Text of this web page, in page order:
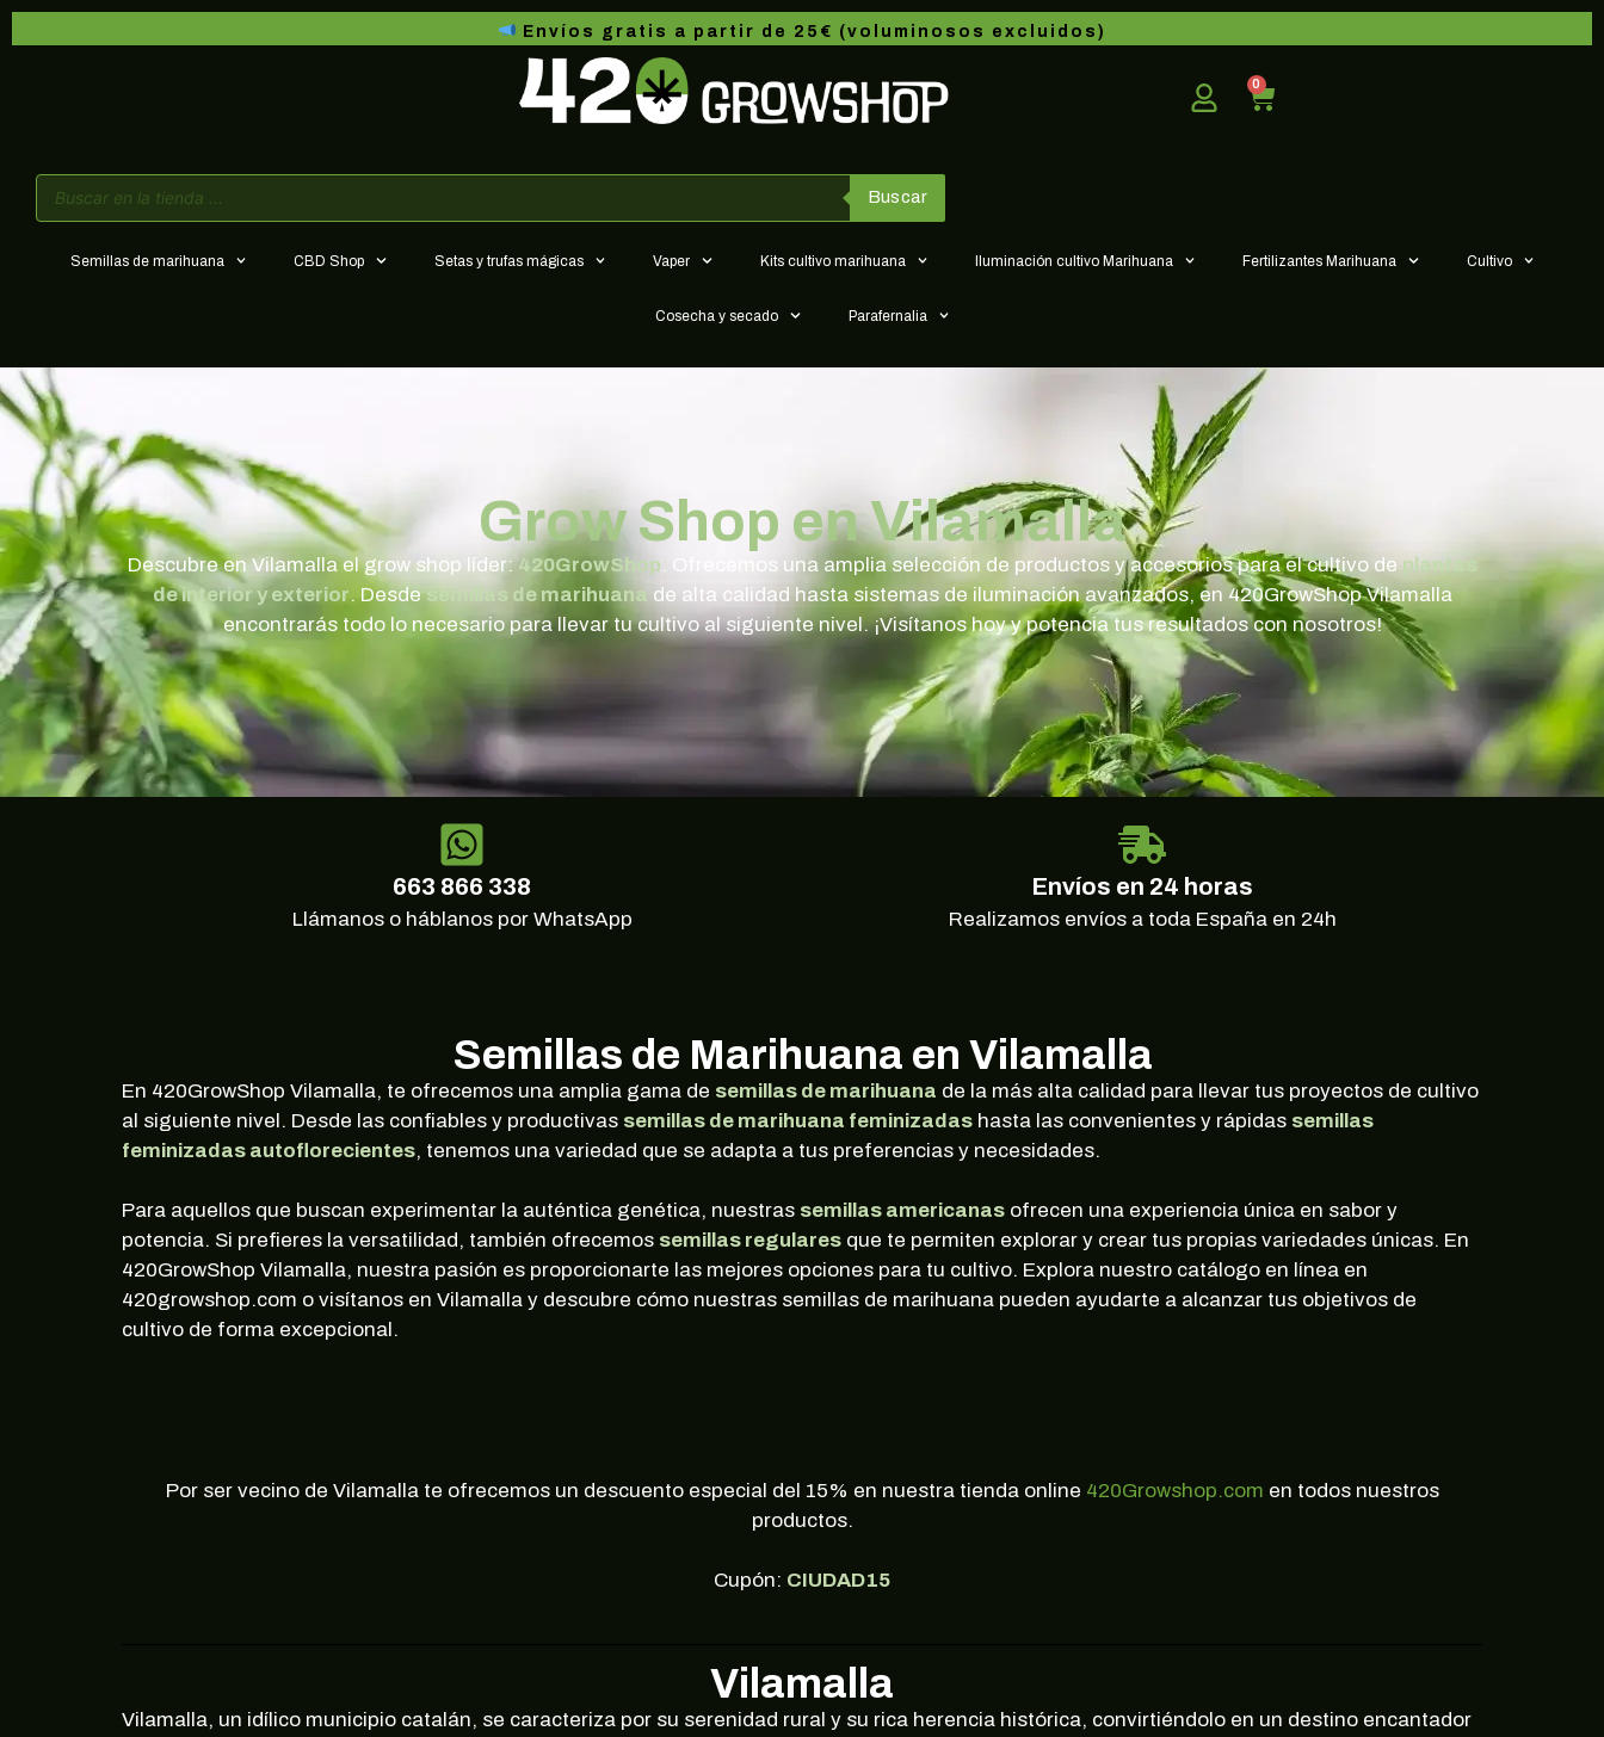
Envíos gratis a partir de 25€ (voluminosos excluidos)
0
Buscar
Semillas de marihuana CBD Shop Setas y trufas mágicas Vaper Kits cultivo marihuana Iluminación cultivo Marihuana Fertilizantes Marihuana Cultivo
Cosecha y secado Parafernalia
Grow Shop en Vilamalla
Descubre en Vilamalla el grow shop líder:420GrowShop. Ofrecemos una amplia selección de productos y accesorios para el cultivo deplantas
de interior y exterior. Desdesemillas de marihuana de alta calidad hasta sistemas de iluminación avanzados, en 420GrowShop Vilamalla
encontrarás todo lo necesario para llevar tu cultivo al siguiente nivel. ¡Visítanos hoy y potencia tus resultados con nosotros!
663 866 338
Llámanos o háblanos por WhatsApp
Envíos en 24 horas
Realizamos envíos a toda España en 24h
Semillas de Marihuana en Vilamalla
En 420GrowShop Vilamalla, te ofrecemos una amplia gama de semillas de marihuana de la más alta calidad para llevar tus proyectos de cultivo
al siguiente nivel. Desde las confiables y productivas semillas de marihuana feminizadas hasta las convenientes y rápidas semillas
feminizadas autoflorecientes, tenemos una variedad que se adapta a tus preferencias y necesidades.
Para aquellos que buscan experimentar la auténtica genética, nuestras semillas americanas ofrecen una experiencia única en sabor y
potencia. Si prefieres la versatilidad, también ofrecemos semillas regulares que te permiten explorar y crear tus propias variedades únicas. En
420GrowShop Vilamalla, nuestra pasión es proporcionarte las mejores opciones para tu cultivo. Explora nuestro catálogo en línea en
420growshop.com o visítanos en Vilamalla y descubre cómo nuestras semillas de marihuana pueden ayudarte a alcanzar tus objetivos de
cultivo de forma excepcional.
Por ser vecino de Vilamalla te ofrecemos un descuento especial del 15% en nuestra tienda online 420Growshop.com en todos nuestros
productos.
Cupón: CIUDAD15
Vilamalla
Vilamalla, un idílico municipio catalán, se caracteriza por su serenidad rural y su rica herencia histórica, convirtiéndolo en un destino encantador